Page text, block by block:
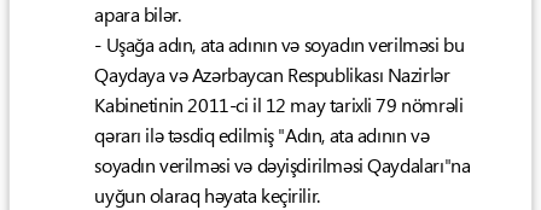
apara bilər.
- Uşağa adın, ata adının və soyadın verilməsi bu
Qaydaya və Azərbaycan Respublikası Nazirlər
Kabinetinin 2011-ci il 12 may tarixli 79 nömrəli
qərarı ilə təsdiq edilmiş "Adın, ata adının və
soyadın verilməsi və dəyişdirilməsi Qaydaları"na
uyğun olaraq həyata keçirilir.